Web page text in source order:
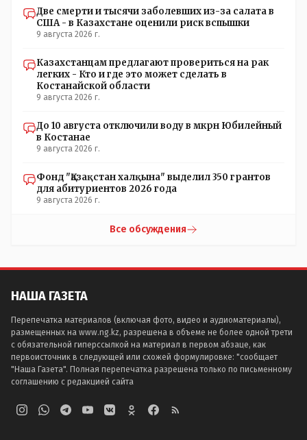
Две смерти и тысячи заболевших из-за салата в
США - в Казахстане оценили риск вспышки
9 августа 2026 г.
Казахстанцам предлагают провериться на рак
легких - Кто и где это может сделать в
Костанайской области
9 августа 2026 г.
До 10 августа отключили воду в мкрн Юбилейный
в Костанае
9 августа 2026 г.
Фонд "Қазақстан халқына" выделил 350 грантов
для абитуриентов 2026 года
9 августа 2026 г.
Все обсуждения
НАША ГАЗЕТА
Перепечатка материалов (включая фото, видео и аудиоматериалы),
размещенных на www.ng.kz, разрешена в объеме не более одной трети
с обязательной гиперссылкой на материал в первом абзаце, как
первоисточник в следующей или схожей формулировке: "сообщает
"Наша Газета". Полная перепечатка разрешена только по письменному
соглашению с редакцией сайта